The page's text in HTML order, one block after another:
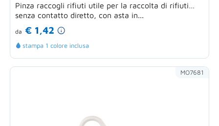
Pinza raccogli rifiuti utile per la raccolta di rifiuti
senza contatto diretto, con asta in...
da € 1,42
stampa 1 colore inclusa
MO7681